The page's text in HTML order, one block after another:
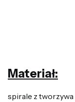
Materiał:
spirale z